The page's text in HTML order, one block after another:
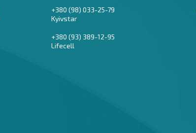
+380 (98) 033-25-79
Kyivstar
+380 (93) 389-12-95
Lifecell